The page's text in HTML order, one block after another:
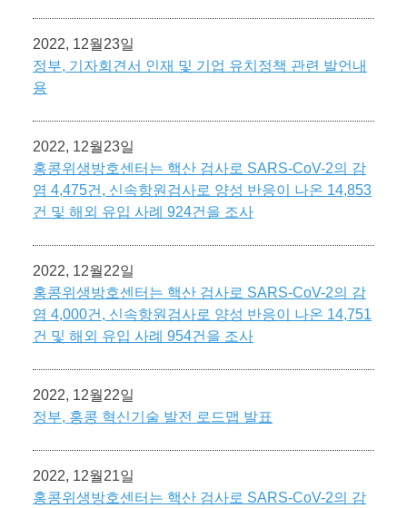
2022, 12월23일
정부, 기자회견서 인재 및 기업 유치정책 관련 발언내
용
2022, 12월23일
홍콩위생방호센터는 핵산 검사로 SARS-CoV-2의 감
염 4,475건, 신속항원검사로 양성 반응이 나온 14,853
건 및 해외 유입 사례 924건을 조사
2022, 12월22일
홍콩위생방호센터는 핵산 검사로 SARS-CoV-2의 감
염 4,000건, 신속항원검사로 양성 반응이 나온 14,751
건 및 해외 유입 사례 954건을 조사
2022, 12월22일
정부, 홍콩 혁신기술 발전 로드맵 발표
2022, 12월21일
홍콩위생방호센터는 핵산 검사로 SARS-CoV-2의 감